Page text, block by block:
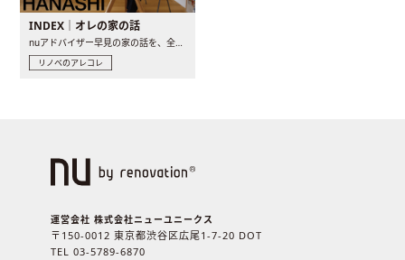
INDEX｜オレの家の話
nuアドバイザー早見の家の話を、全4話でお届け。リノベーションを..
リノベのアレコレ
運営会社 株式会社ニューユニークス
〒150-0012 東京都渋谷区広尾1-7-20 DOT
TEL 03-5789-6870